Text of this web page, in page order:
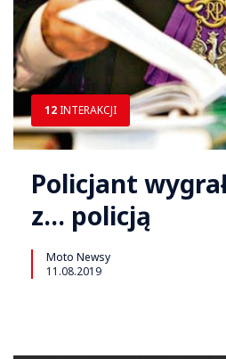
12 INTERAKCJI
Policjant
z… policją
Moto Newsy
11.08.2019